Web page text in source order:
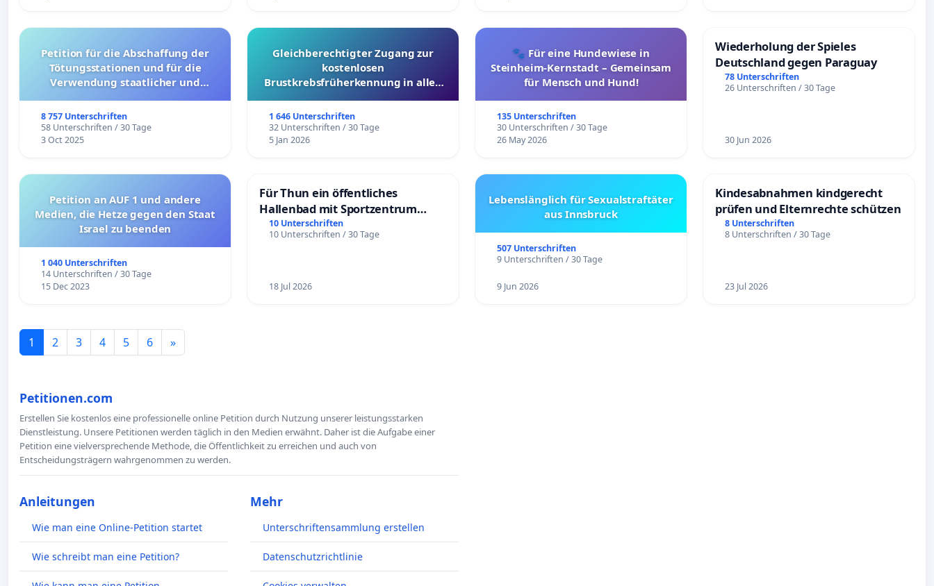
Petition für die Abschaffung der
Tötungsstationen und für die
Verwendung staatlicher und
8 757 Unterschriften
58 Unterschriften / 30 Tage
3 Oct 2025
Gleichberechtigter Zugang zur
kostenlosen
Brustkrebsfrüherkennung in allen
1 646 Unterschriften
32 Unterschriften / 30 Tage
5 Jan 2026
🐾 Für eine Hundewiese in
Steinheim-Kernstadt – Gemeinsam
für Mensch und Hund!
135 Unterschriften
30 Unterschriften / 30 Tage
26 May 2026
Wiederholung der Spieles
Deutschland gegen Paraguay
78 Unterschriften
26 Unterschriften / 30 Tage
30 Jun 2026
Petition an AUF 1 und andere
Medien, die Hetze gegen den Staat
Israel zu beenden
1 040 Unterschriften
14 Unterschriften / 30 Tage
15 Dec 2023
Für Thun ein öffentliches
Hallenbad mit Sportzentrum
schaffen
10 Unterschriften
10 Unterschriften / 30 Tage
18 Jul 2026
Lebenslänglich für Sexualstraftäter
aus Innsbruck
507 Unterschriften
9 Unterschriften / 30 Tage
9 Jun 2026
Kindesabnahmen kindgerecht
prüfen und Elternrechte schützen
8 Unterschriften
8 Unterschriften / 30 Tage
23 Jul 2026
1 2 3 4 5 6 »
Petitionen.com
Erstellen Sie kostenlos eine professionelle online Petition durch Nutzung unserer leistungsstarken
Dienstleistung. Unsere Petitionen werden täglich in den Medien erwähnt. Daher ist die Aufgabe einer
Petition eine vielversprechende Methode, die Öffentlichkeit zu erreichen und auch von
Entscheidungsträgern wahrgenommen zu werden.
Anleitungen
Wie man eine Online-Petition startet
Wie schreibt man eine Petition?
Mehr
Unterschriftensammlung erstellen
Datenschutzrichtlinie